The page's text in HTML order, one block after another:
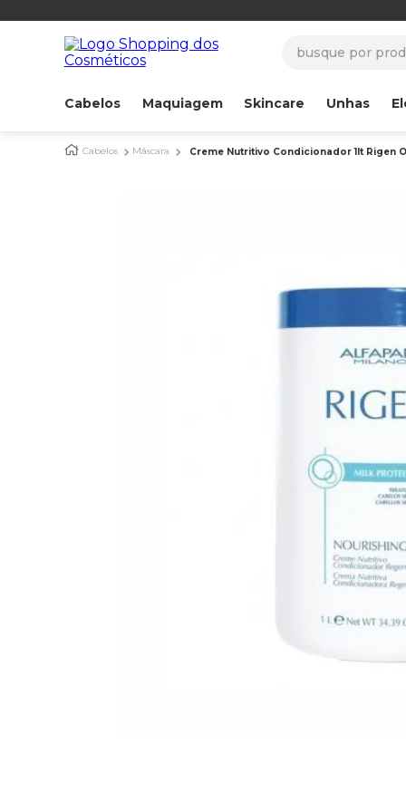
Cabelos Maquiagem Skincare Unhas
Cabelos Máscara Creme Nutritivo Condicionador 1lt Rigen